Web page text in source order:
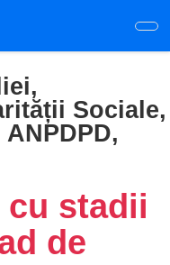
Sociale,
stadii
de